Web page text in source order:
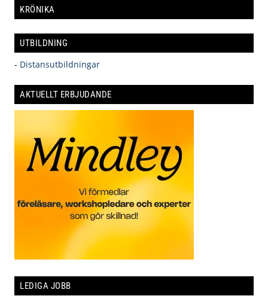
KRÖNIKA
UTBILDNING
- Distansutbildningar
AKTUELLT ERBJUDANDE
LEDIGA JOBB